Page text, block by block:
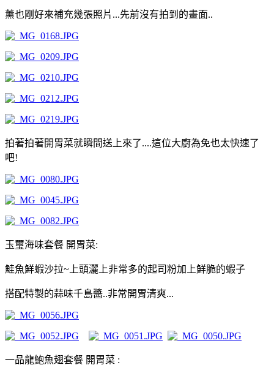
薰也剛好來補充幾張照片...先前沒有拍到的畫面..
拍著拍著開胃菜就瞬間送上來了....這位大廚為免也太快速了
吧!
玉璽海味套餐 開胃菜:
鮭魚鮮蝦沙拉~上頭灑上非常多的起司粉加上鮮脆的蝦子
搭配特製的蒜味千島醬..非常開胃清爽...
一品龍鮑魚翅套餐 開胃菜 :